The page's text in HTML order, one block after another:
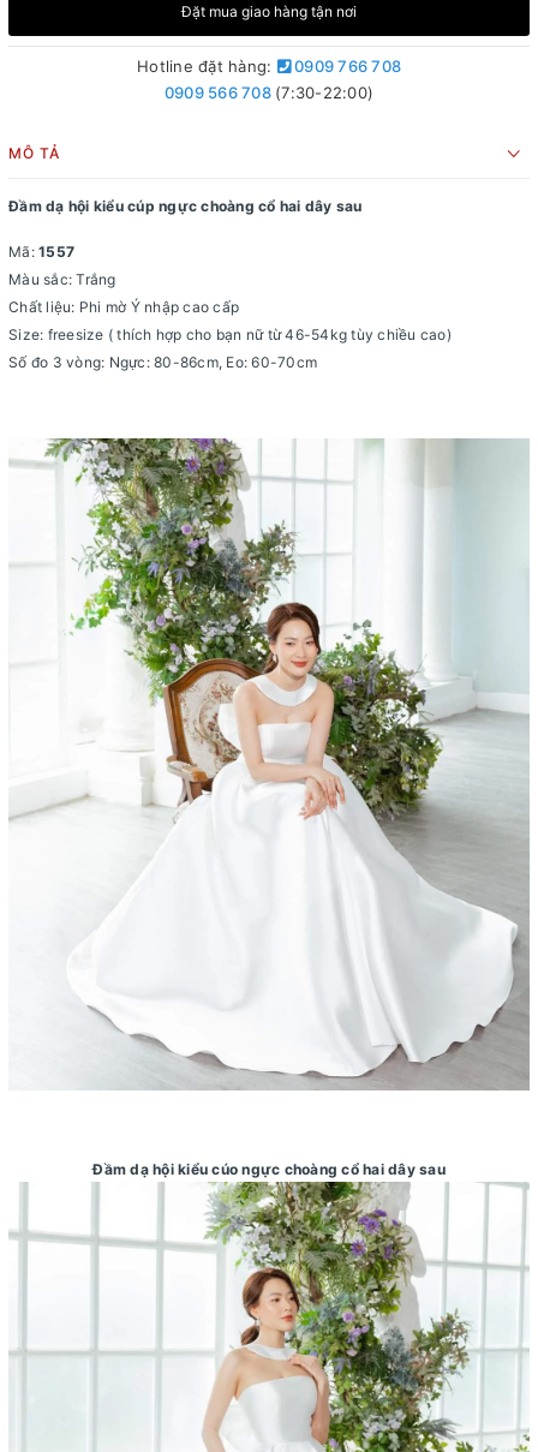
Đặt mua giao hàng tận nơi
Hotline đặt hàng:
0909 766 708
0909 566 708 (7:30-22:00)
MÔ TẢ
Đầm dạ hội kiểu cúp ngực choàng cổ hai dây sau
Mã: 1557
Màu sắc: Trắng
Chất liệu: Phi mờ Ý nhập cao cấp
Size: freesize ( thích hợp cho bạn nữ từ 46-54kg tùy chiều cao)
Số đo 3 vòng: Ngực: 80-86cm, Eo: 60-70cm
Đầm dạ hội kiểu cúo ngực choàng cổ hai dây sau